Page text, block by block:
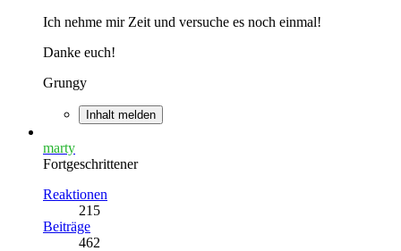
Ich nehme mir Zeit und versuche es noch einmal!
Danke euch!
Grungy
Inhalt melden
marty
Fortgeschrittener
Reaktionen
215
Beiträge
462